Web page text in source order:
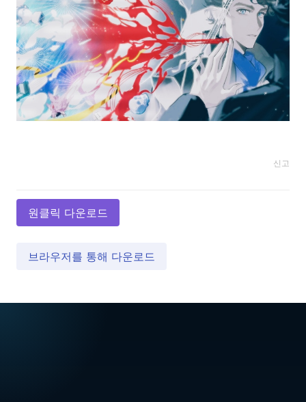
신고
원클릭 다운로드
브라우저를 통해 다운로드